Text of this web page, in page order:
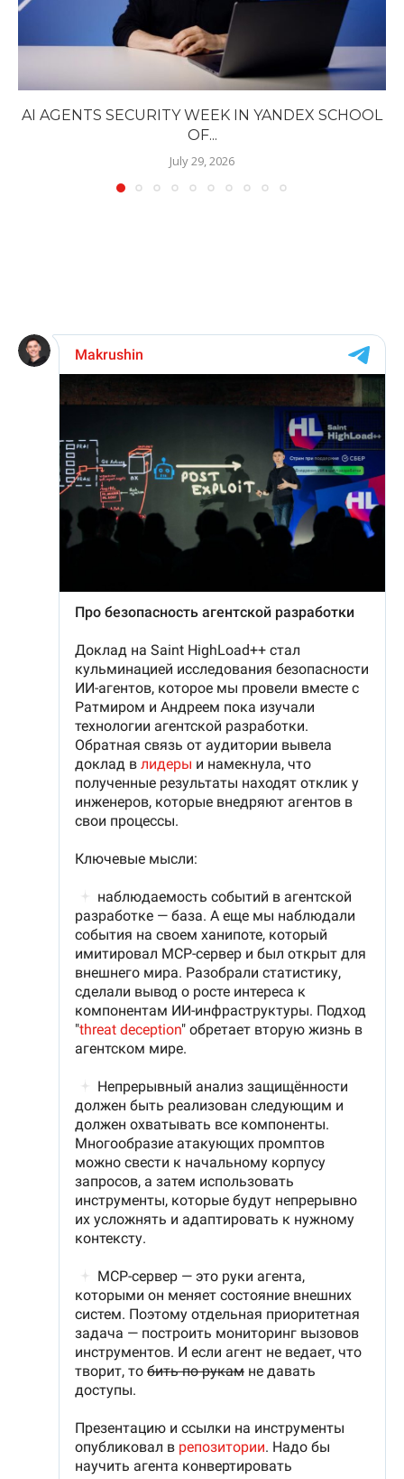
AI AGENTS SECURITY WEEK IN YANDEX SCHOOL
OF...
July 29, 2026